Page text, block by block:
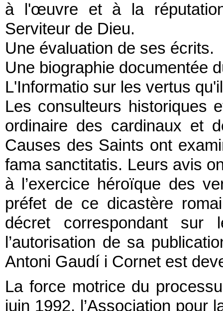
à l'œuvre et à la
Serviteur de Dieu.
Une évaluation de ses écrits.
Une biographie documentée
L'Informatio sur les vertus
Les consulteurs historiques
ordinaire des cardinaux et
Causes des Saints ont
fama sanctitatis. Leurs avis
à l’exercice héroïque des
préfet de ce dicastère
décret correspondant
l’autorisation de sa
Antoni Gaudí i Cornet est
La force motrice du
juin 1992, l’Association pour